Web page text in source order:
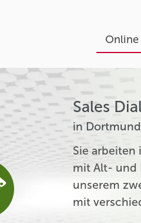
Online
Sales
in
Sie
mit Alt- und
unserem
mit